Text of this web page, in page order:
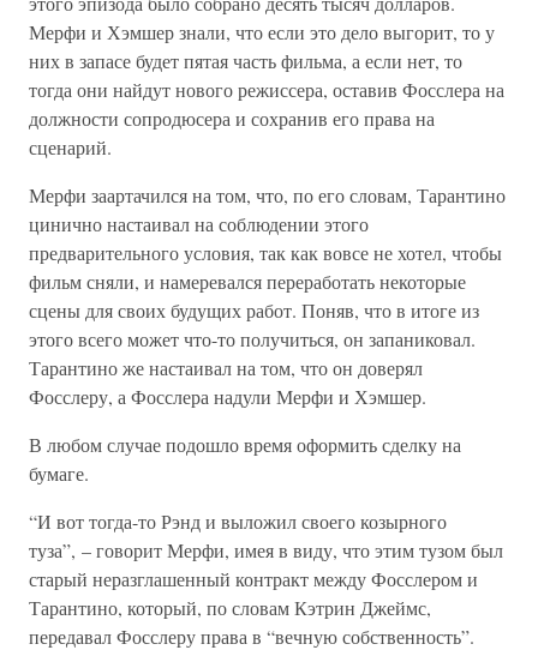
Мерфи и Хэмшер знали, что если это дело выгорит, то у
них в запасе будет пятая часть фильма, а если нет, то
тогда они найдут нового режиссера, оставив Фосслера на
должности сопродюсера и сохранив его права на
сценарий.
Мерфи заартачился на том, что, по его словам, Тарантино
цинично настаивал на соблюдении этого
предварительного условия, так как вовсе не хотел, чтобы
фильм сняли, и намеревался переработать некоторые
сцены для своих будущих работ. Поняв, что в итоге из
этого всего может что-то получиться, он запаниковал.
Тарантино же настаивал на том, что он доверял
Фосслеру, а Фосслера надули Мерфи и Хэмшер.
В любом случае подошло время оформить сделку на
бумаге.
“И вот тогда-то Рэнд и выложил своего козырного
туза”, – говорит Мерфи, имея в виду, что этим тузом был
старый неразглашенный контракт между Фосслером и
Тарантино, который, по словам Кэтрин Джеймс,
передавал Фосслеру права в “вечную собственность”.